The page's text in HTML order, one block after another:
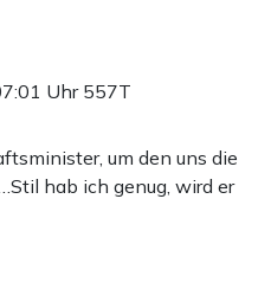
Uhr 557T
um den uns die
hab ich genug, wird er